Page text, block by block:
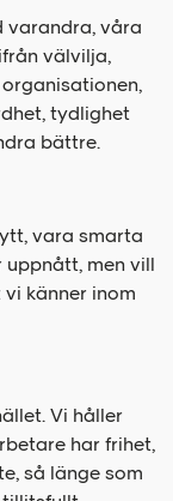
varandra, våra
välvilja,
tydlighet
bättre.
vara smarta
men vill
känner inom
Vi håller
har frihet,
så länge som